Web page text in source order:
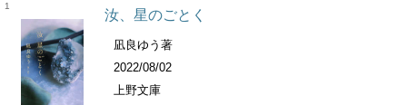
1
汝、星のごとく
凪良ゆう著
2022/08/02
上野文庫